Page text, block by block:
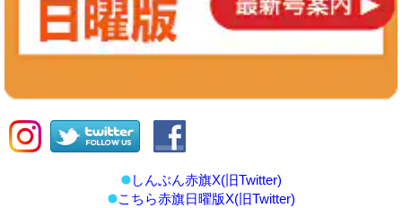
しんぶん赤旗X(旧Twitter)
こちら赤旗日曜版X(旧Twitter)